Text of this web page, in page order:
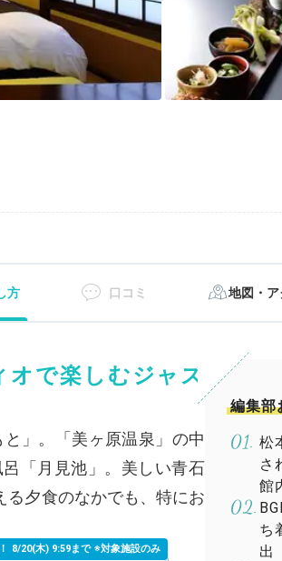
方 口コミ 地図・ア
で楽しむジャズ
」。「美ヶ原温泉」の中
「月見池」。美しい青石
る夕食のなかでも、特にお
8/20(木) 9:59まで ※対象施設のみ
編集部
松
さ
館
ち
出